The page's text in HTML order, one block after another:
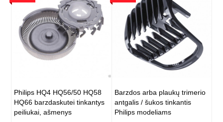
Philips HQ4 HQ56/50 HQ58
HQ66 barzdaskutei tinkantys
peiliukai, ašmenys
Barzdos arba plaukų trimerio
antgalis / šukos tinkantis
Philips modeliams